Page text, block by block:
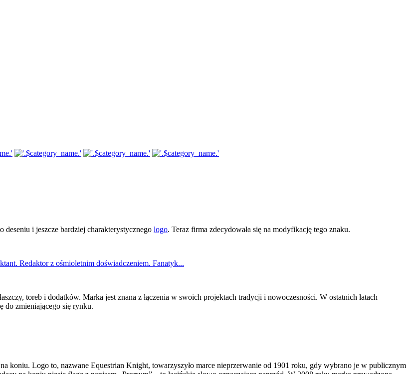
i jeszcze bardziej charakterystycznego logo. Teraz firma zdecydowała się na modyfikację tego znaku.
Redaktor z ośmioletnim doświadczeniem. Fanatyk...
toreb i dodatków. Marka jest znana z łączenia w swoich projektach tradycji i nowoczesności. W ostatnich latach
do zmieniającego się rynku.
koniu. Logo to, nazwane Equestrian Knight, towarzyszyło marce nieprzerwanie od 1901 roku, gdy wybrano je w publicznym